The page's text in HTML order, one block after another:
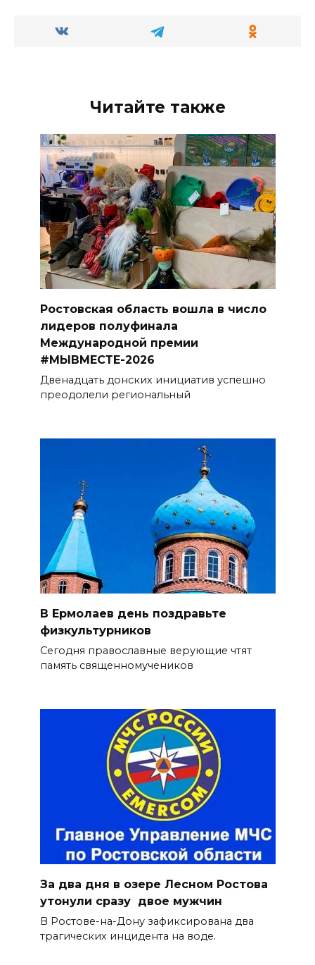
Читайте также
Ростовская область вошла в число
лидеров полуфинала
Международной премии
#МЫВМЕСТЕ-2026
Двенадцать донских инициатив успешно
преодолели региональный
В Ермолаев день поздравьте
физкультурников
Сегодня православные верующие чтят
память священномучеников
За два дня в озере Лесном Ростова
утонули сразу двое мужчин
В Ростове-на-Дону зафиксирована два
трагических инцидента на воде.